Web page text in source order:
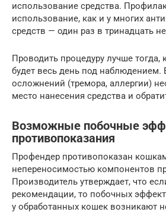
использование средства.
использование, как и у многих
средств — один раз в тринадцать
Проводить процедуру лучше тогда,
будет весь день под наблюдением.
осложнений (тремора, аллергии)
место нанесения средства и
Возможные побочные
противопоказания
Профендер противопоказан
непереносимостью компонентов
Производитель утверждает, что
рекомендации, то побочных
у обработанных кошек возникают